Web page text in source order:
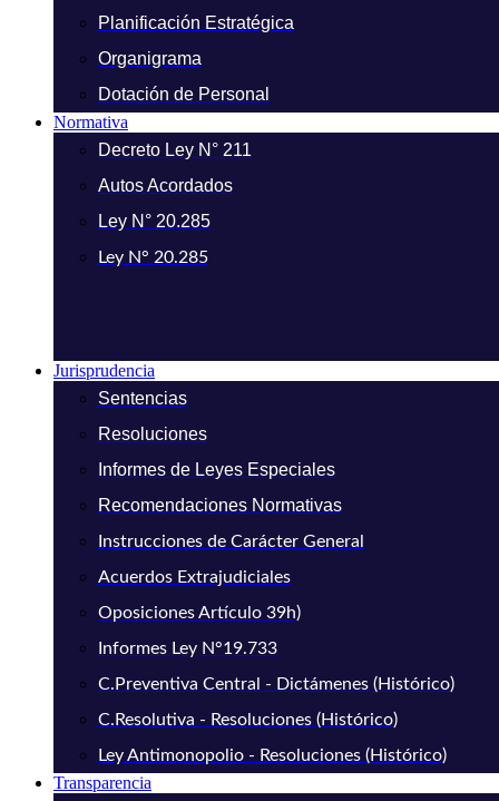
Planificación Estratégica
Organigrama
Dotación de Personal
Normativa
Decreto Ley N° 211
Autos Acordados
Ley N° 20.285
Ley N° 20.285
Jurisprudencia
Sentencias
Resoluciones
Informes de Leyes Especiales
Recomendaciones Normativas
Instrucciones de Carácter General
Acuerdos Extrajudiciales
Oposiciones Artículo 39h)
Informes Ley N°19.733
C.Preventiva Central - Dictámenes (Histórico)
C.Resolutiva - Resoluciones (Histórico)
Ley Antimonopolio - Resoluciones (Histórico)
Transparencia